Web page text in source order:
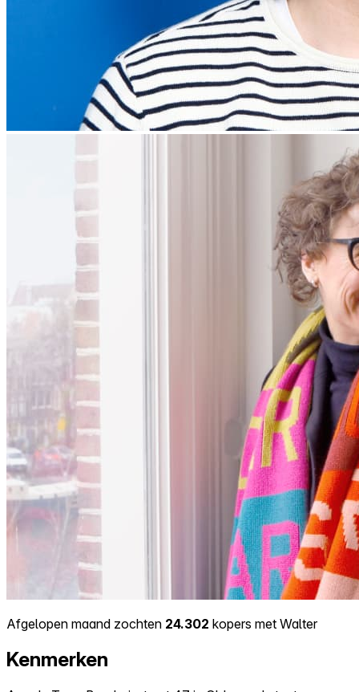
Afgelopen maand zochten 24.302 kopers met Walter
Kenmerken